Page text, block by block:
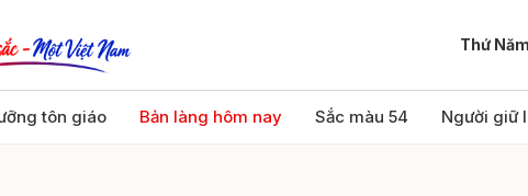
Thứ
tôn giáo Bản làng hôm nay Sắc màu 54 Người giữ
Gửi bình luận